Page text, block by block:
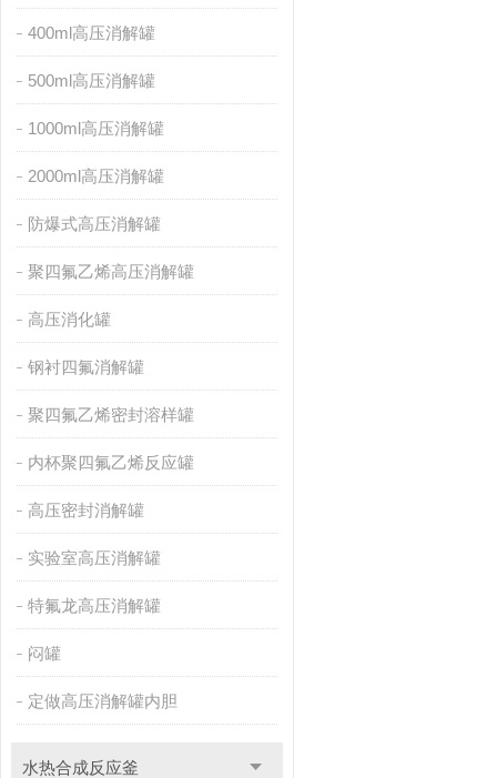
400ml高压消解罐
500ml高压消解罐
1000ml高压消解罐
2000ml高压消解罐
防爆式高压消解罐
聚四氟乙烯高压消解罐
高压消化罐
钢衬四氟消解罐
聚四氟乙烯密封溶样罐
内杯聚四氟乙烯反应罐
高压密封消解罐
实验室高压消解罐
特氟龙高压消解罐
闷罐
定做高压消解罐内胆
水热合成反应釜